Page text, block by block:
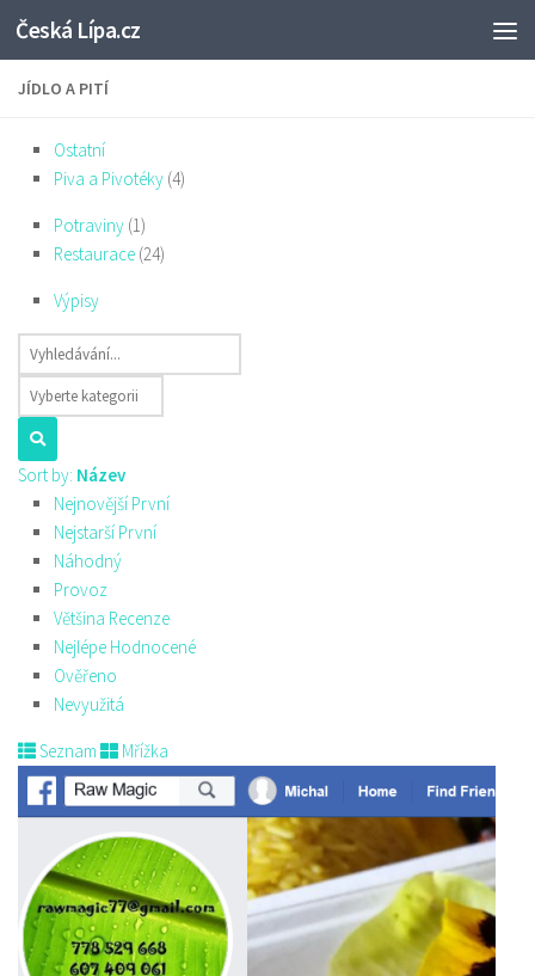
Skip to content
Česká Lípa.cz
JÍDLO A PITÍ
Ostatní
Piva a Pivotéky (4)
Potraviny (1)
Restaurace (24)
Výpisy
Sort by: Název
Nejnovější První
Nejstarší První
Náhodný
Provoz
Většina Recenze
Nejlépe Hodnocené
Ověřeno
Nevyužitá
Seznam Mřížka